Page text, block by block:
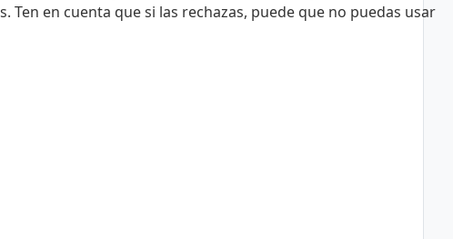
en cuenta que si las rechazas, puede que no puedas usar